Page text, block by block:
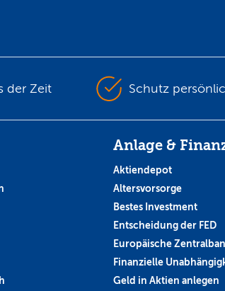
der Zeit Schutz
Anlage &
Aktiendepot
Altersvorsorge
Bestes Investment
Entscheidung der FED
Europäische
Finanzielle
Geld in Aktien anlegen